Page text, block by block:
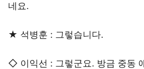
네요.
★ 석병훈 : 그렇습니다.
◇ 이익선 : 그렇군요. 방금 중동